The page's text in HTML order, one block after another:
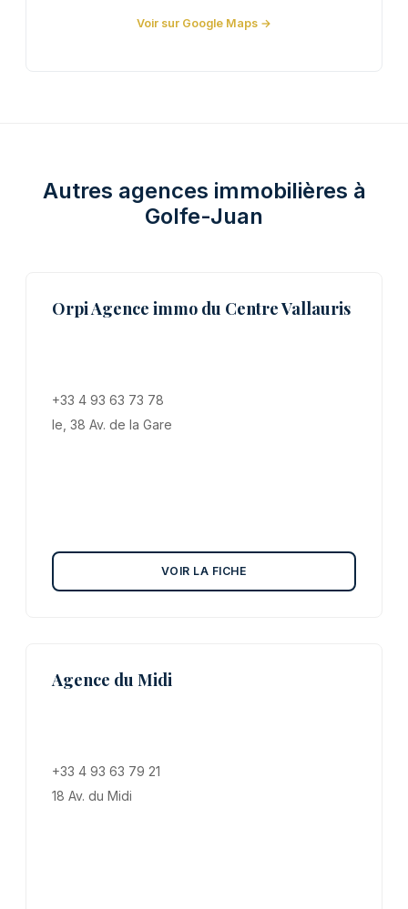
Voir sur Google Maps →
Autres agences immobilières à
Golfe-Juan
Orpi Agence immo du Centre Vallauris
+33 4 93 63 73 78
le, 38 Av. de la Gare
VOIR LA FICHE
Agence du Midi
+33 4 93 63 79 21
18 Av. du Midi